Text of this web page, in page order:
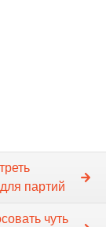
партий
чуть